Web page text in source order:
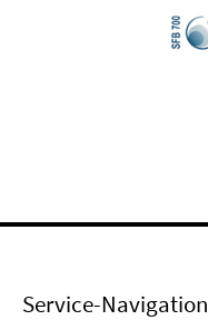
Service-Navigation